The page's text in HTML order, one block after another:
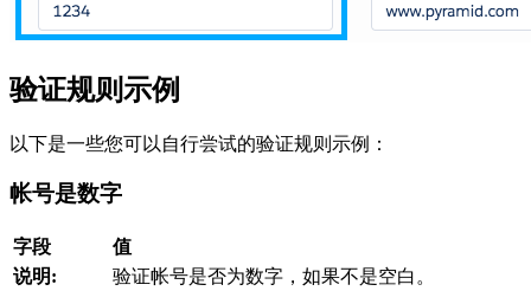
验证规则示例
以下是一些您可以自行尝试的验证规则示例：
帐号是数字
字段
值
说明:
验证帐号是否为数字，如果不是空白。